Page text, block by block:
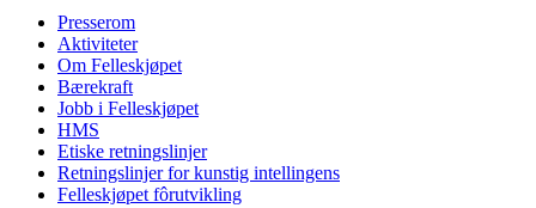
Presserom
Aktiviteter
Om Felleskjøpet
Bærekraft
Jobb i Felleskjøpet
HMS
Etiske retningslinjer
Retningslinjer for kunstig intellingens
Felleskjøpet fôrutvikling